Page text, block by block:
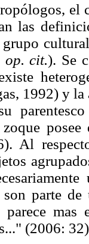
el
las
op. cit.). Se
1992) y
posee
Al
parte
parece
(2006: